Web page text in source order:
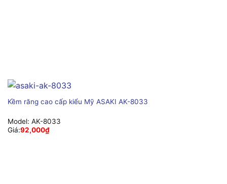
Kềm răng cao cấp kiểu Mỹ ASAKI AK-8033
Model: AK-8033
Giá:92,000₫